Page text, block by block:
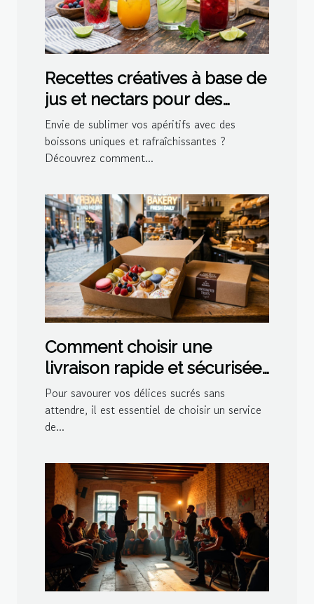
Recettes créatives à base de
jus et nectars pour des
cocktails maison
Envie de sublimer vos apéritifs avec des
boissons uniques et rafraîchissantes ?
Découvrez comment...
Comment choisir une
livraison rapide et sécurisée
pour vos délices sucrés ?
Pour savourer vos délices sucrés sans
attendre, il est essentiel de choisir un service
de...